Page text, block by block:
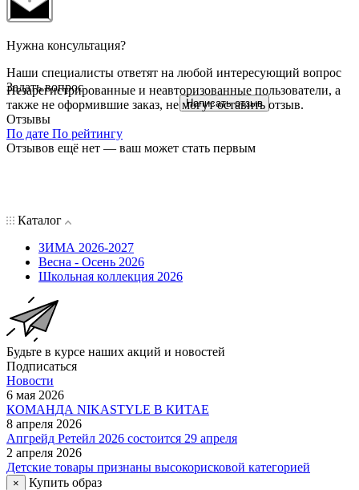
Нужна консультация?
Наши специалисты ответят на любой интересующий вопрос
Задать вопрос
Написать отзыв
Незарегистрированные и неавторизованные пользователи, а
также не оформившие заказ, не могут оставить отзыв.
Отзывы
По дате По рейтингу
Отзывов ещё нет — ваш может стать первым
Каталог
ЗИМА 2026-2027
Весна - Осень 2026
Школьная коллекция 2026
Будьте в курсе наших акций и новостей
Подписаться
Новости
6 мая 2026
КОМАНДА NIKASTYLE В КИТАЕ
8 апреля 2026
Апгрейд Ретейл 2026 состоится 29 апреля
2 апреля 2026
Детские товары признаны высокорисковой категорией
×
Купить образ